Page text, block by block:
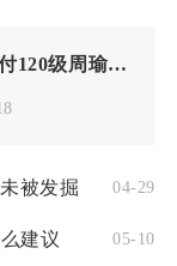
攻城掠地对付120级周瑜的攻略是什么
被发掘 04-29
建议 05-10